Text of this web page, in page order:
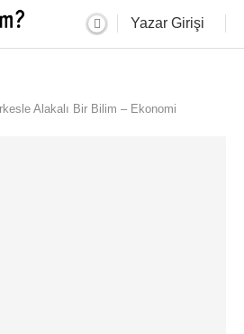
Yazar Girişi
Alakalı Bir Bilim – Ekonomi